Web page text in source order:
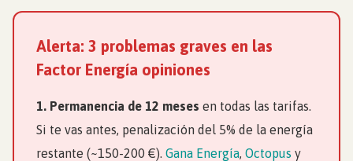
Alerta: 3 problemas graves en las
Factor Energía opiniones
1. Permanencia de 12 meses en todas las tarifas.
Si te vas antes, penalización del 5% de la energía
restante (~150-200 €). Gana Energía, Octopus y